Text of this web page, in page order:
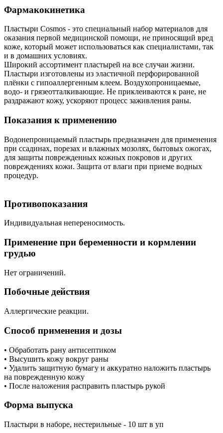
Фармакокинетика
Пластыри Cosmos - это специальный набор материалов для
оказания первой медицинской помощи, не приносящий вред
коже, который может использоваться как специалистами, так
и в домашних условиях.
Широкий ассортимент пластырей на все случаи жизни.
Пластыри изготовлены из эластичной перфорированной
плёнки с гипоаллергенным клеем. Воздухопроницаемые,
водо- и грязеотталкивающие. Не приклеиваются к ране, не
раздражают кожу, ускоряют процесс заживления раны.
Показания к применению
Водонепроницаемый пластырь предназначен для применения
при ссадинах, порезах и влажных мозолях, бытовых ожогах,
для защиты поврежденных кожных покровов и других
повреждениях кожи. Защита от влаги при приеме водных
процедур.
Противопоказания
Индивидуальная непереносимость.
Применение при беременности и кормлении
грудью
Нет ограничений.
Побочные действия
Аллергические реакции.
Способ применения и дозы
• Обработать рану антисептиком
• Высушить кожу вокруг раны
• Удалить защитную бумагу и аккуратно наложить пластырь
на поврежденную кожу
• После наложения расправить пластырь рукой
Форма выпуска
Пластыри в наборе, нестерильные - 10 шт в уп